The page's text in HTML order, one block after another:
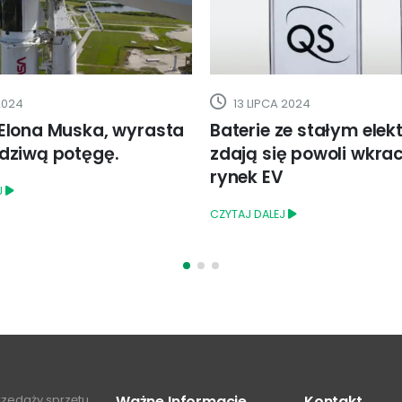
stałym elektrolitem
wkraczać na
27 STYCZNIA 2026
Polska na drodze
transformacji, czyli
alternatywne źródła